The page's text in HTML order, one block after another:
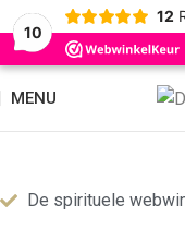
10
12
MENU
De spirituele